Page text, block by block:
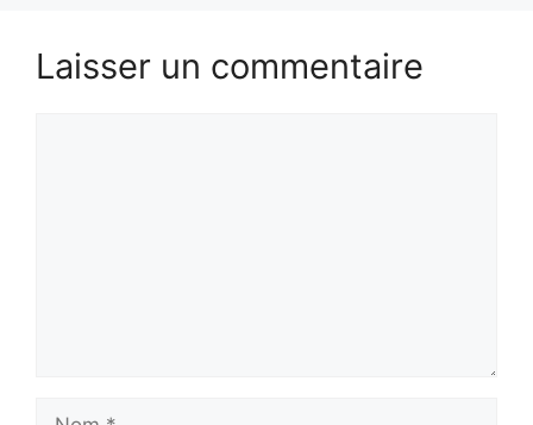
Laisser un commentaire
Nom